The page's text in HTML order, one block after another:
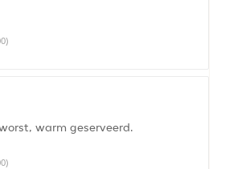
warm geserveerd.